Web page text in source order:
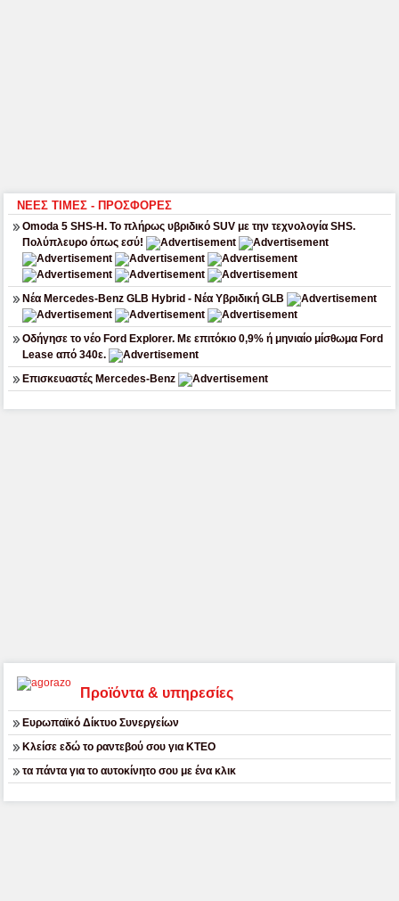
ΝΕΕΣ ΤΙΜΕΣ - ΠΡΟΣΦΟΡΕΣ
Omoda 5 SHS-H. Το πλήρως υβριδικό SUV με την τεχνολογία SHS.
Πολύπλευρο όπως εσύ!
Νέα Mercedes-Benz GLB Hybrid - Νέα Υβριδική GLB
Οδήγησε το νέο Ford Explorer. Με επιτόκιο 0,9% ή μηνιαίο μίσθωμα Ford
Lease από 340ε.
Επισκευαστές Mercedes-Benz
Προϊόντα & υπηρεσίες
Ευρωπαϊκό Δίκτυο Συνεργείων
Κλείσε εδώ το ραντεβού σου για ΚΤΕΟ
τα πάντα για το αυτοκίνητο σου με ένα κλικ